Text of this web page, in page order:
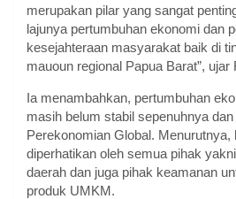
merupakan pilar yang sangat
lajunya pertumbuhan ekonomi dan
kesejahteraan masyarakat baik di
mauoun regional Papua Barat”, ujar
Ia menambahkan, pertumbuhan
masih belum stabil sepenuhnya
Perekonomian Global. Menurutnya,
diperhatikan oleh semua pihak
daerah dan juga pihak keamanan
produk UMKM.